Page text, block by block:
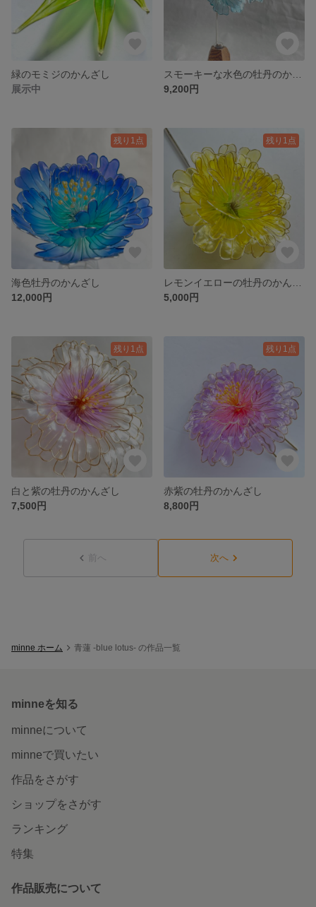
緑のモミジのかんざし
展示中
9,200円
残り1点
海色牡丹のかんざし
12,000円
残り1点
5,000円
残り1点
白と紫の牡丹のかんざし
7,500円
残り1点
赤紫の牡丹のかんざし
8,800円
前へ 次へ
minne ホーム 青蓮 -blue lotus- の作品一覧
minneを知る
minneについて
minneで買いたい
作品をさがす
ショップをさがす
ランキング
特集
作品販売について